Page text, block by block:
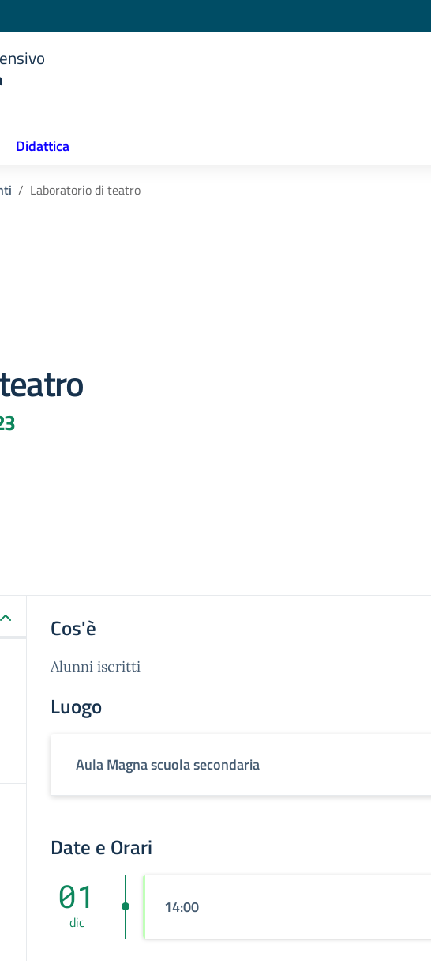
Didattica
Laboratorio di teatro
Cos'è
Alunni iscritti
Luogo
Aula Magna scuola secondaria
Date e Orari
01
dic
14:00